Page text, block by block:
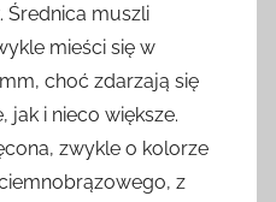
Średnica muszli
mieści się w
choć zdarzają się
jak i nieco większe.
zwykle o kolorze
z